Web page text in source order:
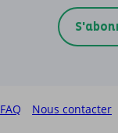
FAQ Nous contacter